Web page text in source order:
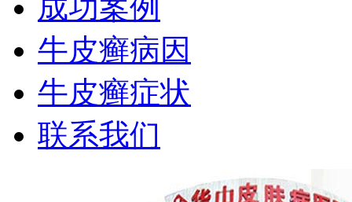
成功案例
牛皮癣病因
牛皮癣症状
联系我们